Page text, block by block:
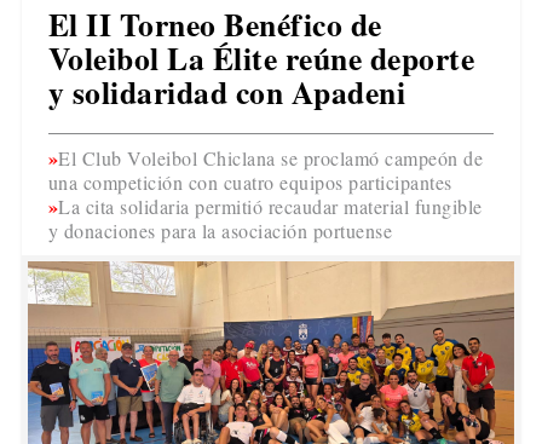
El II Torneo Benéfico de
Voleibol La Élite reúne deporte
y solidaridad con Apadeni
El Club Voleibol Chiclana se proclamó campeón de
una competición con cuatro equipos participantes
La cita solidaria permitió recaudar material fungible
y donaciones para la asociación portuense